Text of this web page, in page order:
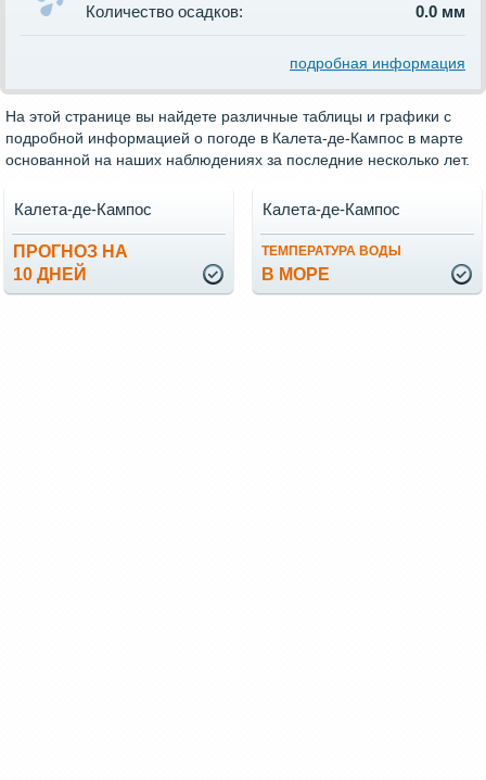
Количество осадков:
0.0 мм
подробная информация
На этой странице вы найдете различные таблицы и графики с
подробной информацией о погоде в Калета-де-Кампос в марте
основанной на наших наблюдениях за последние несколько лет.
ПРОГНОЗ НА
10 ДНЕЙ
Калета-де-Кампос
ТЕМПЕРАТУРА ВОДЫ
В МОРЕ
Калета-де-Кампос